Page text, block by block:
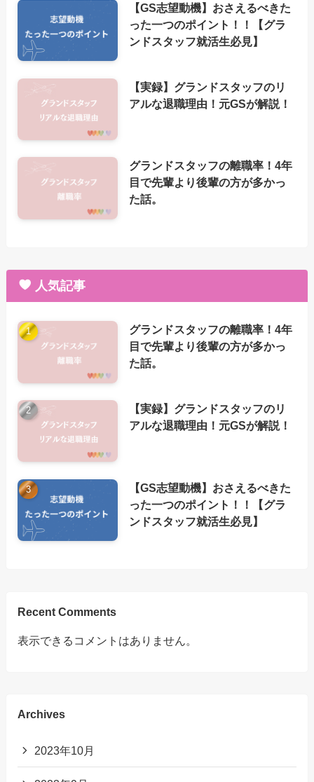
【GS志望動機】おさえるべきた
った一つのポイント！！【グラ
ンドスタッフ就活生必見】
【実録】グランドスタッフのリ
アルな退職理由！元GSが解説！
グランドスタッフの離職率！4年
目で先輩より後輩の方が多かっ
た話。
人気記事
グランドスタッフの離職率！4年
目で先輩より後輩の方が多かっ
た話。
【実録】グランドスタッフのリ
アルな退職理由！元GSが解説！
【GS志望動機】おさえるべきた
った一つのポイント！！【グラ
ンドスタッフ就活生必見】
Recent Comments
表示できるコメントはありません。
Archives
2023年10月